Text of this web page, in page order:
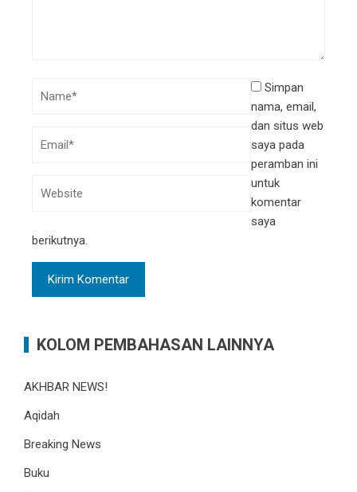
Simpan
nama, email,
dan situs web
saya pada
peramban ini
untuk
komentar
saya
berikutnya.
KOLOM PEMBAHASAN LAINNYA
AKHBAR NEWS!
Aqidah
Breaking News
Buku